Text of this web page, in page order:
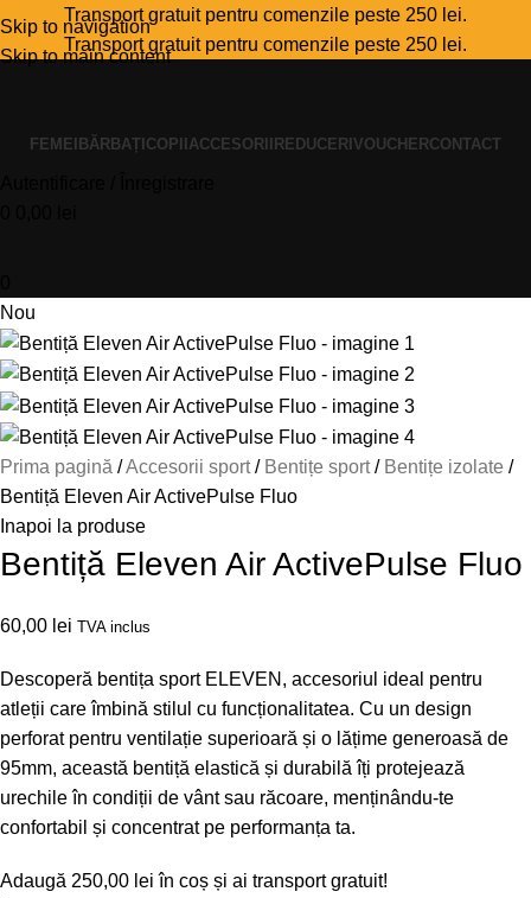
Skip to navigation
Skip to main content
Transport gratuit pentru comenzile peste 250 lei.
Transport gratuit pentru comenzile peste 250 lei.
FEMEI BĂRBAȚI COPII ACCESORII REDUCERI VOUCHERCONTACT
Nou
Prima pagină Accesorii sport Bentițe sport
Bentițe izolate
Bentiță Eleven Air ActivePulse Fluo
Inapoi la produse
Bentiță Eleven Air ActivePulse Fluo
60,00 lei TVA inclus
Descoperă bentița sport ELEVEN, accesoriul ideal pentru
atleții care îmbină stilul cu funcționalitatea. Cu un design
perforat pentru ventilație superioară și o lățime generoasă de
95mm, această bentiță elastică și durabilă îți protejează
urechile în condiții de vânt sau răcoare, menținându-te
confortabil și concentrat pe performanța ta.
Adaugă 250,00 lei în coș și ai transport gratuit!